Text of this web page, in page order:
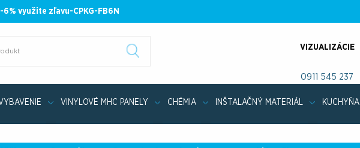
6% využite zľavu-CPKG-FB6N
VIZUALIZÁCIE
0911 545 237
VINYLOVÉ MHC PANELY CHÉMIA INŠTALAČNÝ MATERIÁL KUCHYŇA